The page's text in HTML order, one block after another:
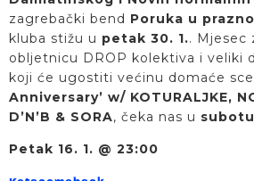
zagrebački bend Poruka u prazno
kluba stižu u petak 30. 1.. Mjesec
obljetnicu DROP kolektiva i veliki
koji će ugostiti većinu domaće
Anniversary’ w/ KOTURALJKE,
D’N’B & SORA, čeka nas u
Petak 16. 1. @ 23:00